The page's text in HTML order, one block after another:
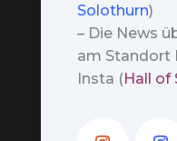
Solothurn)
– Die News
am Standort
Insta (Hall of